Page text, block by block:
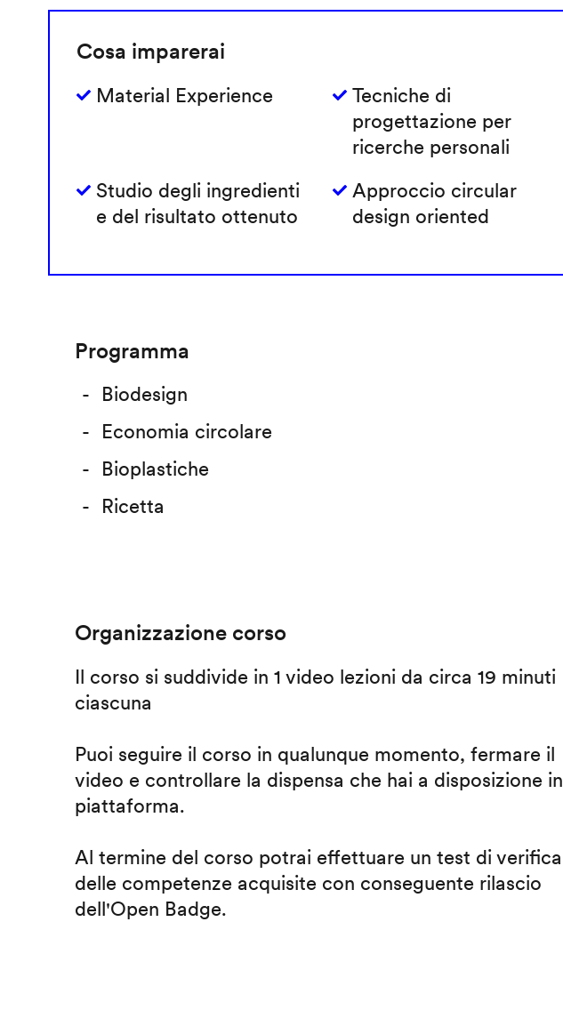
Cosa imparerai
Material Experience
Tecniche di
progettazione per
ricerche personali
Studio degli ingredienti
e del risultato ottenuto
Approccio circular
design oriented
Programma
Biodesign
Economia circolare
Bioplastiche
Ricetta
Organizzazione corso
Il corso si suddivide in 1 video lezioni da circa 19 minuti
ciascuna
Puoi seguire il corso in qualunque momento, fermare il
video e controllare la dispensa che hai a disposizione in
piattaforma.
Al termine del corso potrai effettuare un test di verifica
delle competenze acquisite con conseguente rilascio
dell'Open Badge.